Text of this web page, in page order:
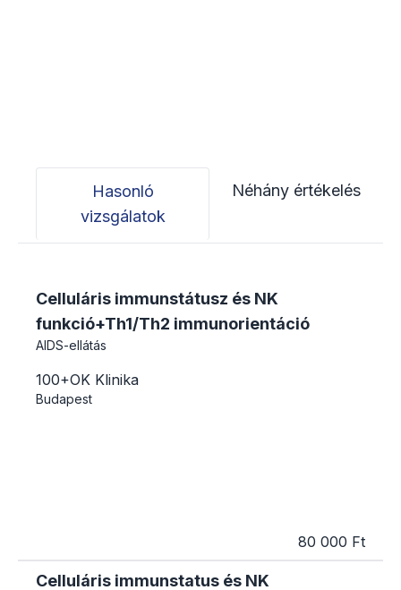
Hasonló
vizsgálatok
Néhány értékelés
Celluláris immunstátusz és NK
funkció+Th1/Th2 immunorientáció
AIDS-ellátás
100+OK Klinika
Budapest
80 000 Ft
Celluláris immunstatus és NK